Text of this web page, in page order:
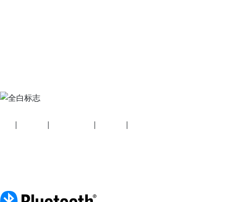
| | | |